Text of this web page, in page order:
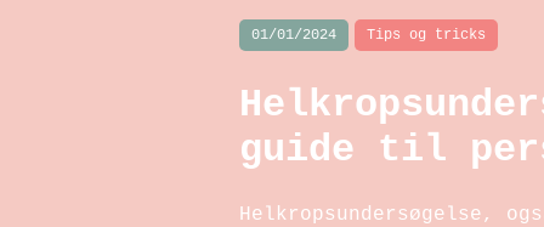
01/01/2024 Tips og tricks
guide til
Helkropsundersøgelse,